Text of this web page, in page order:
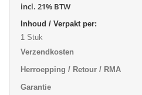
incl. 21% BTW
Inhoud / Verpakt per:
1 Stuk
Verzendkosten
Herroepping / Retour / RMA
Garantie